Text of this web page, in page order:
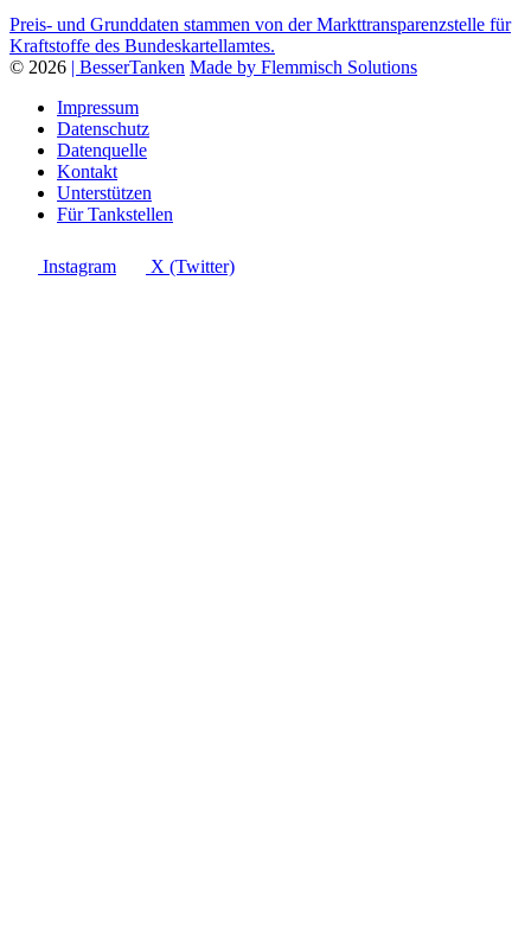
Preis- und Grunddaten stammen von der Markttransparenzstelle für
Kraftstoffe des Bundeskartellamtes.
© 2026 | BesserTanken Made by Flemmisch Solutions
Impressum
Datenschutz
Datenquelle
Kontakt
Unterstützen
Für Tankstellen
Instagram X (Twitter)